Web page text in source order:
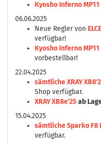
Kyosho Inferno MP11
06.06.2025
Neue Regler von
verfügbar!
Kyosho Inferno
vorbestellbar!
22.04.2025
sämtliche XRAY
Shop verfügbar.
XRAY XB8e'25 ab
15.04.2025
sämtliche Sparko F8
verfügbar.